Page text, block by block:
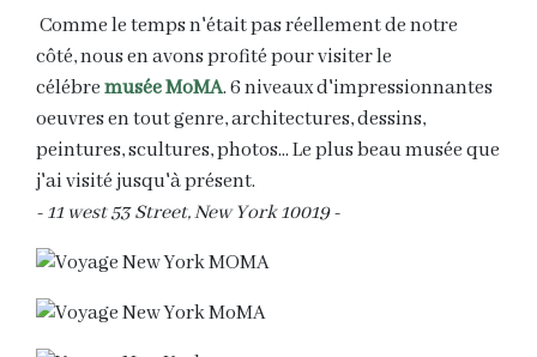
Comme le temps n'était pas réellement de notre
côté, nous en avons profité pour visiter le
célébremusée MoMA. 6 niveaux d'impressionnantes
oeuvres en tout genre, architectures, dessins,
peintures, scultures, photos... Le plus beau musée que
j'ai visité jusqu'à présent.
- 11 west 53 Street, New York 10019 -